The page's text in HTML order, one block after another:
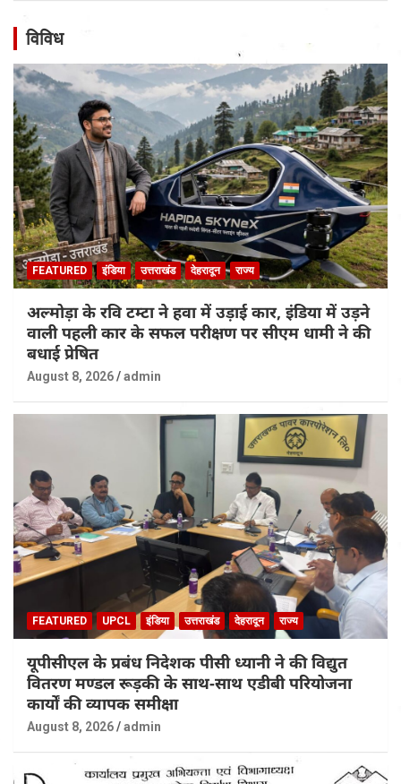
विविध
FEATURED इंडिया उत्तराखंड देहरादून राज्य
अल्मोड़ा के रवि टम्टा ने हवा में उड़ाई कार, इंडिया में उड़ने
वाली पहली कार के सफल परीक्षण पर सीएम धामी ने की
बधाई प्रेषित
August 8, 2026 admin
FEATURED UPCL इंडिया उत्तराखंड देहरादून राज्य
यूपीसीएल के प्रबंध निदेशक पीसी ध्यानी ने की विद्युत
वितरण मण्डल रूड़की के साथ-साथ एडीबी परियोजना
कार्यों की व्यापक समीक्षा
August 8, 2026 admin